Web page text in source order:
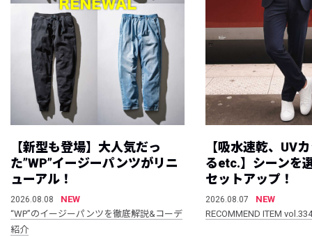
【新型も登場】大人気だっ
た”WP”イージーパンツがリニ
ューアル！
2026.08.08
NEW
“WP”のイージーパンツを徹底解説&コーデ
紹介
【吸水速乾、UV
るetc.】シーンを
セットアップ！
2026.08.07
NEW
RECOMMEND ITEM vol.334